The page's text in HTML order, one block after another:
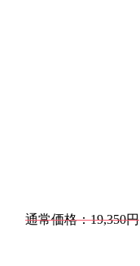
通常価格：19,350円